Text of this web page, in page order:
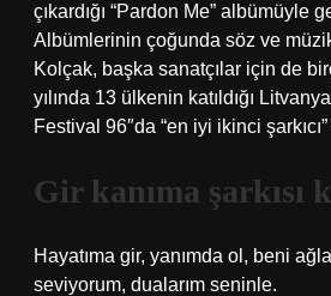
çıkardığı “Pardon Me” albümüyle
Albümlerinin çoğunda söz ve
Kolçak, başka sanatçılar için de
yılında 13 ülkenin katıldığı
Festival 96″da “en iyi ikinci
Gir kanıma şarkısı
Hayatıma gir, yanımda ol, beni
seviyorum, dualarım seninle.